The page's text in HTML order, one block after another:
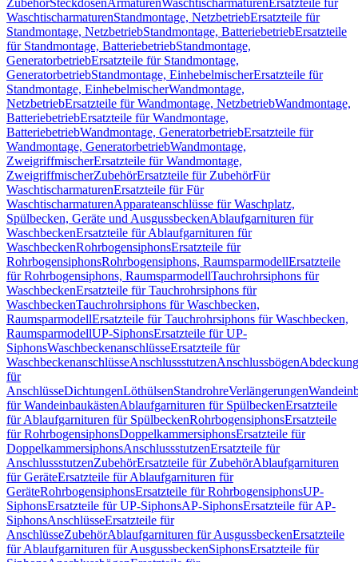
ZubehörSteckdosenArmaturenWaschtischarmaturen Ersatzteile für
WaschtischarmaturenStandmontage, NetzbetriebErsatzteile für
Standmontage, NetzbetriebStandmontage, BatteriebetriebErsatzteile
für Standmontage, BatteriebetriebStandmontage,
GeneratorbetriebErsatzteile für Standmontage,
GeneratorbetriebStandmontage, EinhebelmischerErsatzteile für
Standmontage, EinhebelmischerWandmontage,
NetzbetriebErsatzteile für Wandmontage, NetzbetriebWandmontage,
BatteriebetriebErsatzteile für Wandmontage,
BatteriebetriebWandmontage, GeneratorbetriebErsatzteile für
Wandmontage, GeneratorbetriebWandmontage,
ZweigriffmischerErsatzteile für Wandmontage,
ZweigriffmischerZubehörErsatzteile für ZubehörFür
WaschtischarmaturenErsatzteile für Für
WaschtischarmaturenApparateanschlüsse für Waschplatz,
Spülbecken, Geräte und AusgussbeckenAblaufgarnituren für
WaschbeckenErsatzteile für Ablaufgarnituren für
WaschbeckenRohrbogensiphonsErsatzteile für
RohrbogensiphonsRohrbogensiphons, RaumsparmodellErsatzteile
für Rohrbogensiphons, RaumsparmodellTauchrohrsiphons für
WaschbeckenErsatzteile für Tauchrohrsiphons für
WaschbeckenTauchrohrsiphons für Waschbecken,
RaumsparmodellErsatzteile für Tauchrohrsiphons für Waschbecken,
RaumsparmodellUP-SiphonsErsatzteile für UP-
SiphonsWaschbeckenanschlüsseErsatzteile für
WaschbeckenanschlüsseAnschlussstutzenAnschlussbögen
für
AnschlüsseDichtungenLöthülsenStandrohreVerlängerungen
für WandeinbaukästenAblaufgarnituren für SpülbeckenErsatzteile
für Ablaufgarnituren für SpülbeckenRohrbogensiphonsErsatzteile
für RohrbogensiphonsDoppelkammersiphonsErsatzteile für
DoppelkammersiphonsAnschlussstutzenErsatzteile für
AnschlussstutzenZubehörErsatzteile für ZubehörAblaufgarnituren
für GeräteErsatzteile für Ablaufgarnituren für
GeräteRohrbogensiphonsErsatzteile für RohrbogensiphonsUP-
SiphonsErsatzteile für UP-SiphonsAP-SiphonsErsatzteile für AP-
SiphonsAnschlüsseErsatzteile für
AnschlüsseZubehörAblaufgarnituren für AusgussbeckenErsatzteile
für Ablaufgarnituren für AusgussbeckenSiphonsErsatzteile für